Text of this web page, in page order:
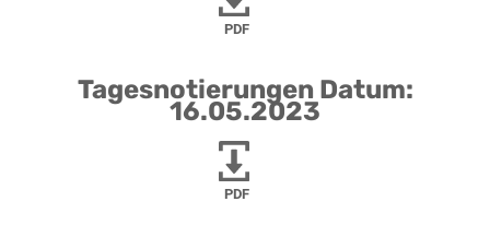
PDF
Tagesnotierungen Datum:
16.05.2023
PDF